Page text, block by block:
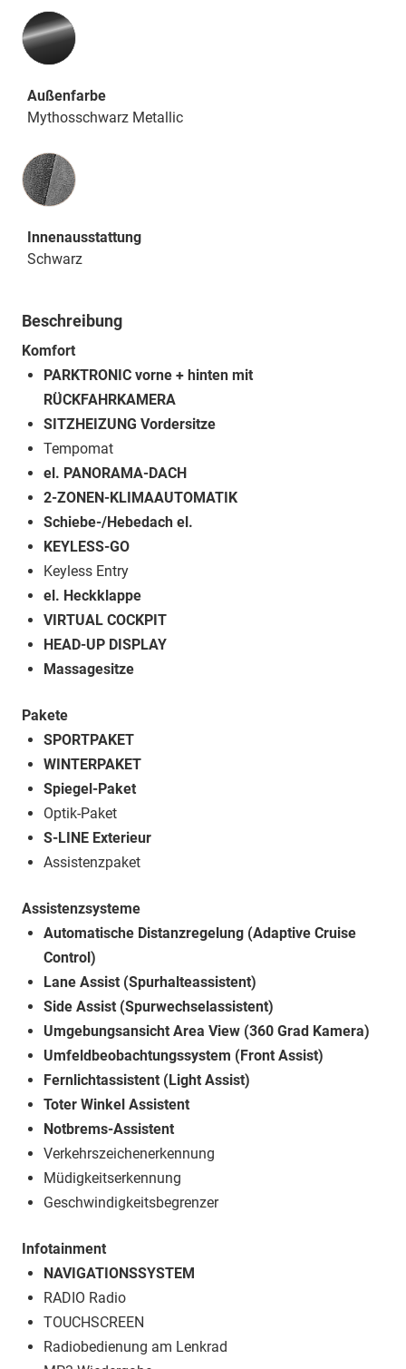
Außenfarbe
Mythosschwarz Metallic
Innenausstattung
Innenausstattung
Schwarz
Beschreibung
Komfort
PARKTRONIC vorne + hinten mit
RÜCKFAHRKAMERA
SITZHEIZUNG Vordersitze
Tempomat
el. PANORAMA-DACH
2-ZONEN-KLIMAAUTOMATIK
Schiebe-/Hebedach el.
KEYLESS-GO
Keyless Entry
el. Heckklappe
VIRTUAL COCKPIT
HEAD-UP DISPLAY
Massagesitze
Pakete
SPORTPAKET
WINTERPAKET
Spiegel-Paket
Optik-Paket
S-LINE Exterieur
Assistenzpaket
Assistenzsysteme
Automatische Distanzregelung (Adaptive Cruise
Control)
Lane Assist (Spurhalteassistent)
Side Assist (Spurwechselassistent)
Umgebungsansicht Area View (360 Grad Kamera)
Umfeldbeobachtungssystem (Front Assist)
Fernlichtassistent (Light Assist)
Toter Winkel Assistent
Notbrems-Assistent
Verkehrszeichenerkennung
Müdigkeitserkennung
Geschwindigkeitsbegrenzer
Infotainment
NAVIGATIONSSYSTEM
RADIO Radio
TOUCHSCREEN
Radiobedienung am Lenkrad